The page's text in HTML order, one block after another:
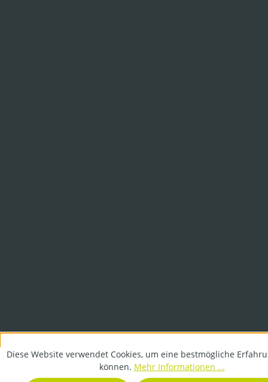
Diese Website verwendet Cookies, um eine bestmögliche
können. Mehr Informationen ...